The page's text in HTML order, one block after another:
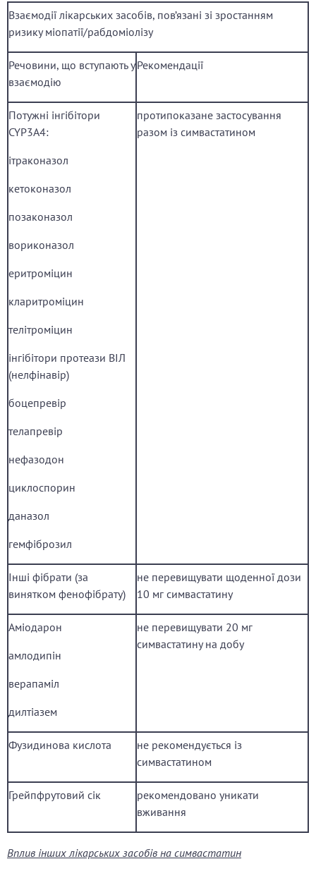
Взаємодії лікарських засобів, пов’язані зі зростанням
ризику міопатії/рабдоміолізу
Речовини, що вступають у
взаємодію
Рекомендації
Потужні інгібітори
CYP3A4:
ітраконазол
кетоконазол
позаконазол
вориконазол
еритроміцин
кларитроміцин
телітроміцин
інгібітори протеази ВІЛ
(нелфінавір)
боцепревір
телапревір
нефазодон
циклоспорин
даназол
гемфіброзил
протипоказане застосування
разом із симвастатином
Інші фібрати (за
винятком фенофібрату)
не перевищувати щоденної дози
10 мг симвастатину
Аміодарон
амлодипін
верапаміл
дилтіазем
не перевищувати 20 мг
симвастатину на добу
Фузидинова кислота
не рекомендується із
симвастатином
Грейпфрутовий сік
рекомендовано уникати
вживання
Вплив інших лікарських засобів на симвастатин